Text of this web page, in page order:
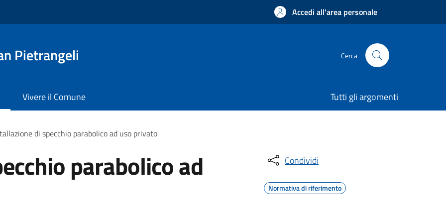
Accedi all'area personale
Pietrangeli Cerca
Vivere il Comune Tutti gli argomenti
di specchio parabolico ad uso privato
parabolico ad Condividi
Normativa di riferimento